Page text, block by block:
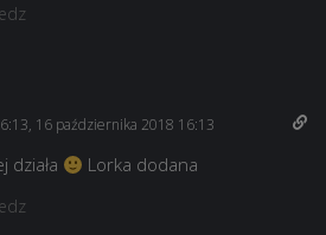
16 października 2018 16:13
działa Lorka dodana